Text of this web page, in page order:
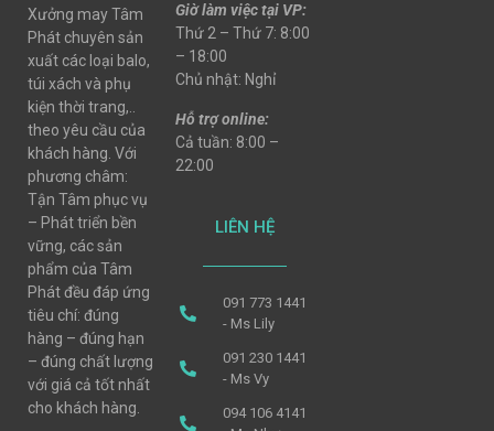
Xưởng may Tâm
Phát chuyên sản
xuất các loại balo,
túi xách và phụ
kiện thời trang,..
theo yêu cầu của
khách hàng. Với
phương châm:
Tận Tâm phục vụ
– Phát triển bền
vững, các sản
phẩm của Tâm
Phát đều đáp ứng
tiêu chí: đúng
hàng – đúng hạn
– đúng chất lượng
với giá cả tốt nhất
cho khách hàng.
Giờ làm việc tại VP:
Thứ 2 – Thứ 7: 8:00
– 18:00
Chủ nhật: Nghỉ
Hỗ trợ online:
Cả tuần: 8:00 –
22:00
LIÊN HỆ
091 773 1441
- Ms Lily
091 230 1441
- Ms Vy
094 106 4141